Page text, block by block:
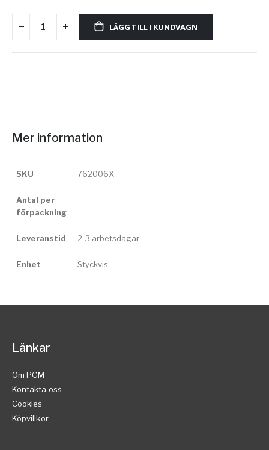
LÄGG TILL I KUNDVAGN
Mer information
SKU 762006X
Antal per
förpackning
Leveranstid 2-3 arbetsdagar
Enhet Styckvis
Länkar
Om PGM
Kontakta oss
Cookies
Köpvillkor